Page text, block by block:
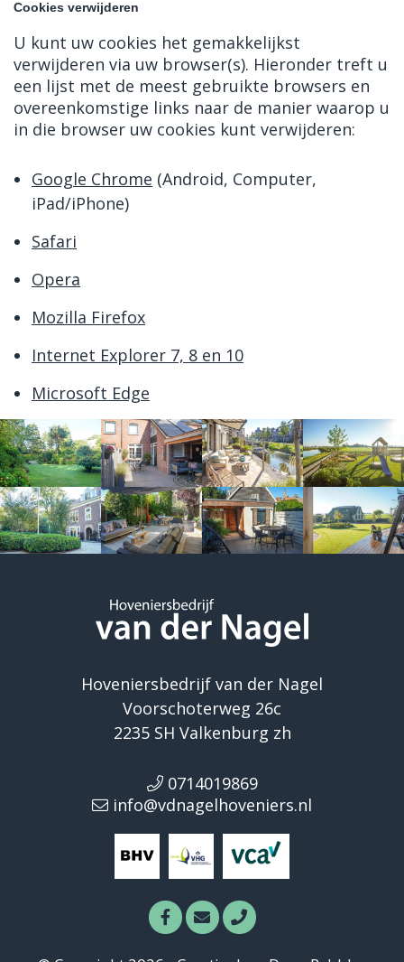
Cookies verwijderen
U kunt uw cookies het gemakkelijkst
verwijderen via uw browser(s). Hieronder treft u
een lijst met de meest gebruikte browsers en
overeenkomstige links naar de manier waarop u
in die browser uw cookies kunt verwijderen:
Google Chrome (Android, Computer,
iPad/iPhone)
Safari
Opera
Mozilla Firefox
Internet Explorer 7, 8 en 10
Microsoft Edge
Hoveniersbedrijf van der Nagel
Voorschoterweg 26c
2235 SH Valkenburg zh
0714019869
info@vdnagelhoveniers.nl